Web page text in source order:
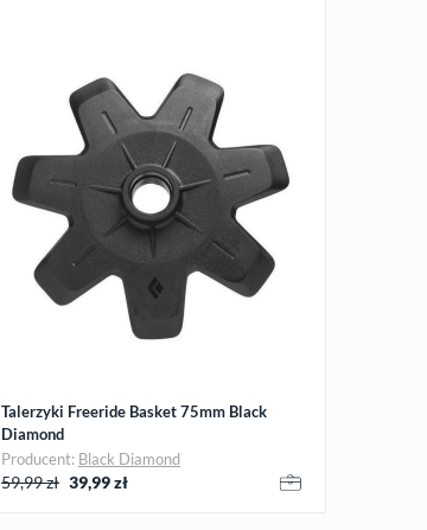
Talerzyki Freeride Basket 75mm Black
Diamond
Producent: Black Diamond
59,99 zł 39,99zł